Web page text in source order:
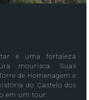
é uma fortaleza
mourisca. Suas
de Homenagem e
do Castelo dos
em um tour.